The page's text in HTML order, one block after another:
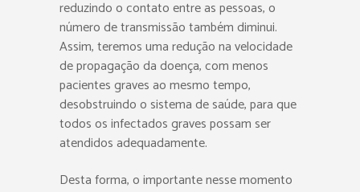
reduzindo o contato entre as pessoas, o
número de transmissão também diminui.
Assim, teremos uma redução na velocidade
de propagação da doença, com menos
pacientes graves ao mesmo tempo,
desobstruindo o sistema de saúde, para que
todos os infectados graves possam ser
atendidos adequadamente.
Desta forma, o importante nesse momento